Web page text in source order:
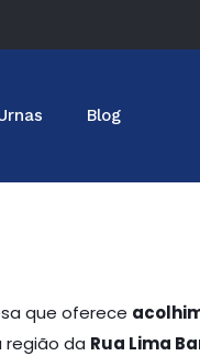
Blog
que oferece
região da Rua Lima